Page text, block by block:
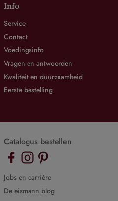
Info
Service
Contact
Voedingsinfo
Vragen en antwoorden
Kwaliteit en duurzaamheid
Eerste bestelling
Catalogus bestellen
Jobs en carrière
De eismann blog